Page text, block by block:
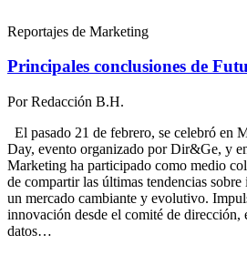
Reportajes de Marketing
Principales conclusiones de
PorRedacción B.H.
El pasado 21 de febrero, se celebró en
Day, evento organizado por Dir&Ge, y
Marketing ha participado como medio
de compartir las últimas tendencias
un mercado cambiante y evolutivo.
innovación desde el comité de dirección,
datos…